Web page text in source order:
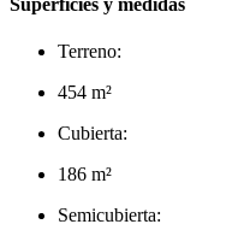
Terreno:
454 m²
Cubierta:
186 m²
Semicubierta: